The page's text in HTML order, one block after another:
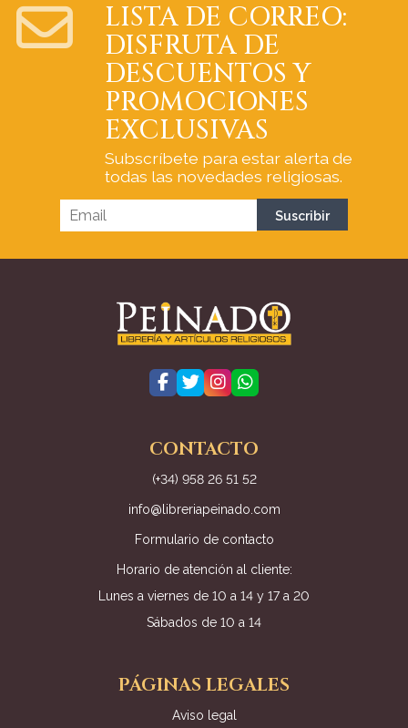
LISTA DE CORREO:
DISFRUTA DE
DESCUENTOS Y
PROMOCIONES
EXCLUSIVAS
Subscríbete para estar alerta de
todas las novedades religiosas.
CONTACTO
(+34) 958 26 51 52
info@libreriapeinado.com
Formulario de contacto
Horario de atención al cliente:
Lunes a viernes de 10 a 14 y 17 a 20
Sábados de 10 a 14
PÁGINAS LEGALES
Aviso legal